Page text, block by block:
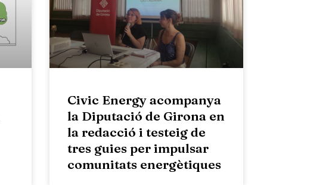
Civic Energy acompanya
la Diputació de Girona en
la redacció i testeig de
tres guies per impulsar
comunitats energètiques